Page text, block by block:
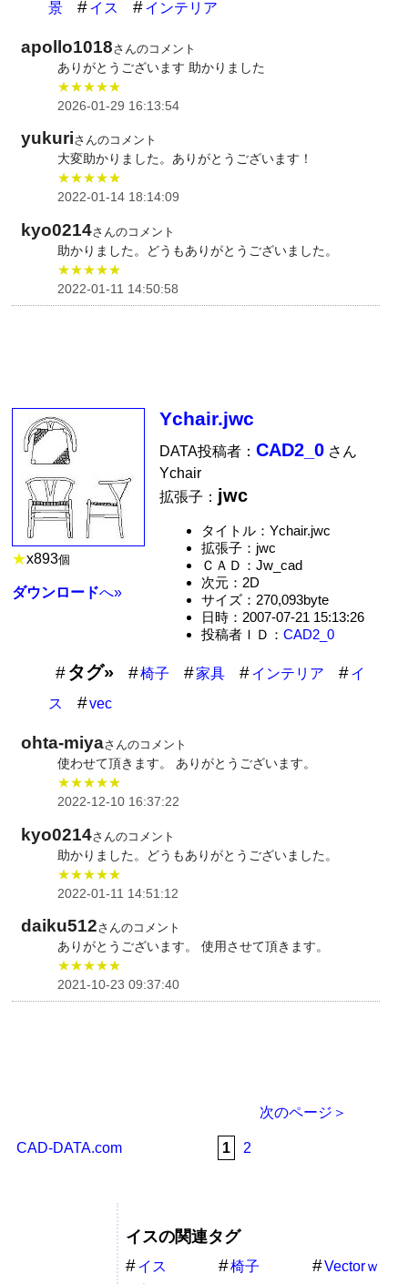
景
イス インテリア
apollo1018さんのコメント
ありがとうございます 助かりました
★★★★★
2026-01-29 16:13:54
yukuriさんのコメント
大変助かりました。ありがとうございます！
★★★★★
2022-01-14 18:14:09
kyo0214さんのコメント
助かりました。どうもありがとうございました。
★★★★★
2022-01-11 14:50:58
★x893個
ダウンロードへ»
Ychair.jwc
DATA投稿者：CAD2_0 さん
Ychair
拡張子： jwc
タイトル：Ychair.jwc
拡張子：jwc
ＣＡＤ：Jw_cad
次元：2D
サイズ：270,093byte
日時：2007-07-21 15:13:26
投稿者ＩＤ： CAD2_0
タグ» 椅子 家具 インテリア
イ
ス
vec
ohta-miyaさんのコメント
使わせて頂きます。 ありがとうございます。
★★★★★
2022-12-10 16:37:22
kyo0214さんのコメント
助かりました。どうもありがとうございました。
★★★★★
2022-01-11 14:51:12
daiku512さんのコメント
ありがとうございます。 使用させて頂きます。
★★★★★
2021-10-23 09:37:40
次のページ＞
CAD-DATA.com 1 2
イスの関連タグ
イス 椅子
Vectorｗ